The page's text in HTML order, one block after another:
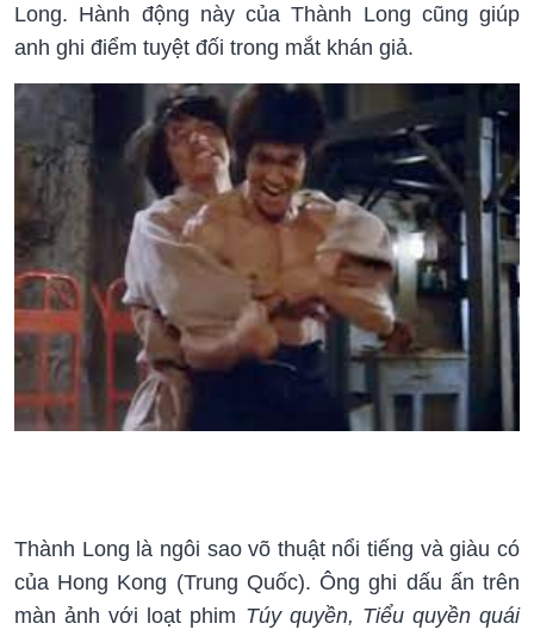
Long. Hành động này của Thành Long cũng giúp
anh ghi điểm tuyệt đối trong mắt khán giả.
Thành Long là ngôi sao võ thuật nổi tiếng và giàu có
của Hong Kong (Trung Quốc). Ông ghi dấu ấn trên
màn ảnh với loạt phim Túy quyền, Tiểu quyền quái